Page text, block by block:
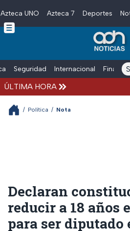
Skip to main content
Azteca UNO Azteca 7 Deportes
Seguridad Internacional
ÚLTIMA HORA
/ Política / Nota
Declaran
reducir a 18 años
para ser